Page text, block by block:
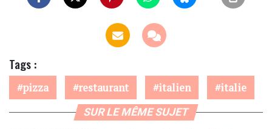
Tags :
pizza restaurant italien italie
SUR LE MÊME SUJET